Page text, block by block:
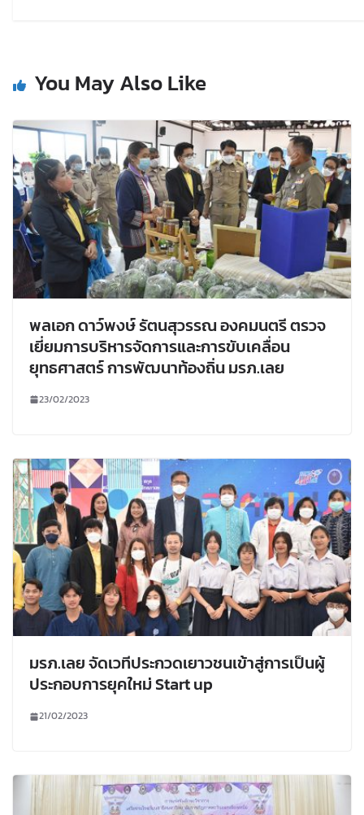
You May Also Like
พลเอก ดาว์พงษ์ รัตนสุวรรณ องคมนตรี ตรวจ
เยี่ยมการบริหารจัดการและการขับเคลื่อน
ยุทธศาสตร์ การพัฒนาท้องถิ่น มรภ.เลย
23/02/2023
มรภ.เลย จัดเวทีประกวดเยาวชนเข้าสู่การเป็นผู้
ประกอบการยุคใหม่ Start up
21/02/2023